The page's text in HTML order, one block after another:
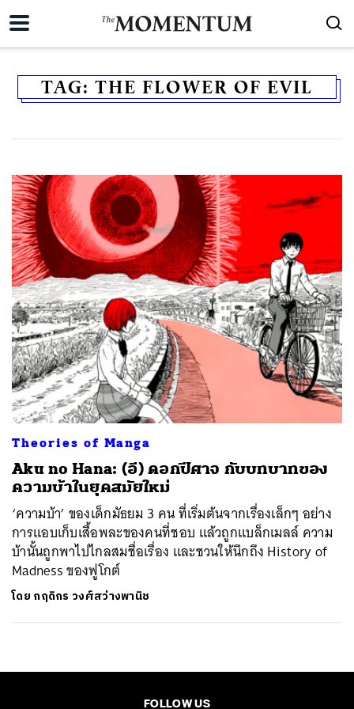
TAG: THE FLOWER OF EVIL
Theories of Manga
Aku no Hana: (อี) ดอกปีศาจ กับบทบาทของ
ความบ้าในยุคสมัยใหม่
‘ความบ้า’ ของเด็กมัธยม 3 คน ที่เริ่มต้นจากเรื่องเล็กๆ อย่าง
การแอบเก็บเสื้อพละของคนที่ชอบ แล้วถูกแบล็กเมลล์ ความ
บ้านั้นถูกพาไปไกลสมชื่อเรื่อง และชวนให้นึกถึง History of
Madness ของฟูโกต์
โดย กฤดิกร วงศ์สว่างพานิช
FOLLOW US
ค้นหา
SHARE TWEET LINE